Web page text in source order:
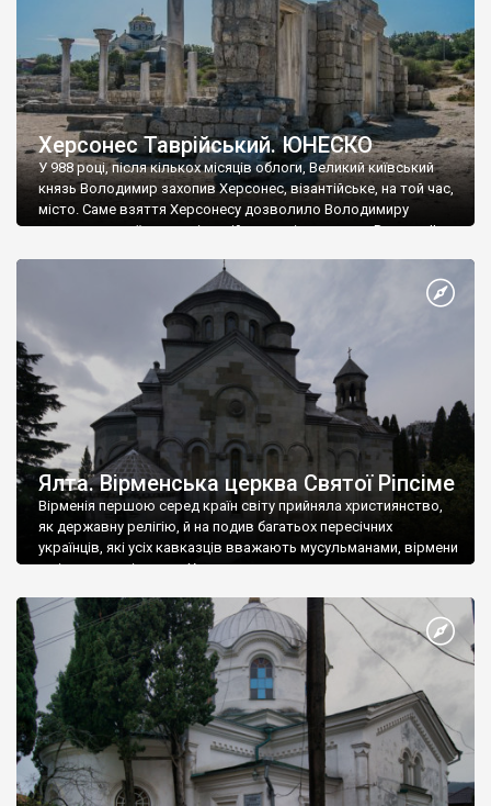
Херсонес Таврійський. ЮНЕСКО
У 988 році, після кількох місяців облоги, Великий київський
князь Володимир захопив Херсонес, візантійське, на той час,
місто. Саме взяття Херсонесу дозволило Володимиру
диктувати свої умови візантійському імператору Василю ІІ, та
Херсонесі Володимир-язичник, став Василем-християнином.
А потім було Хрещення Русі. На честь Херсонесу Таврійського
Ялта. Вірменська церква Святої Ріпсіме
Вірменія першою серед країн світу прийняла християнство,
як державну релігію, й на подив багатьох пересічних
українців, які усіх кавказців вважають мусульманами, вірмени
є відданими вірянами Христа